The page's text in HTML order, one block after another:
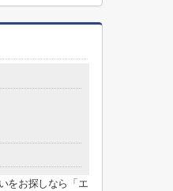
をお探しなら「エ